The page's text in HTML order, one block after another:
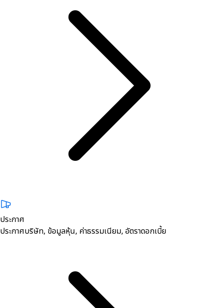
ประกาศ
ประกาศบริษัท, ข้อมูลหุ้น, ค่าธรรมเนียม, อัตราดอกเบี้ย